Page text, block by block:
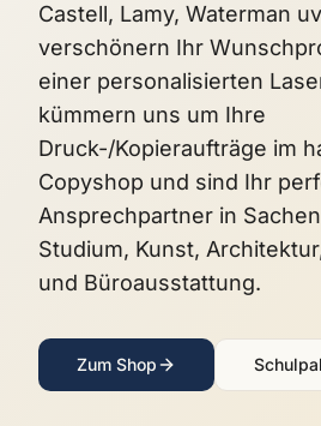
Castell, Lamy, Waterman
verschönern Ihr
einer personalisierten
kümmern uns um Ihre
Druck-/Kopieraufträge im
Copyshop und sind Ihr
Ansprechpartner in
Studium, Kunst,
und Büroausstattung.
Zum Shop